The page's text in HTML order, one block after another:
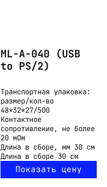
ML-A-040 (USB
to PS/2)
Транспортная упаковка:
размер/кол-во
48*32*27/500
Контактное
сопротивление, не более
20 мОм
Длина в сборе, мм 30 см
Длина в сборе 30 см
Показать цену